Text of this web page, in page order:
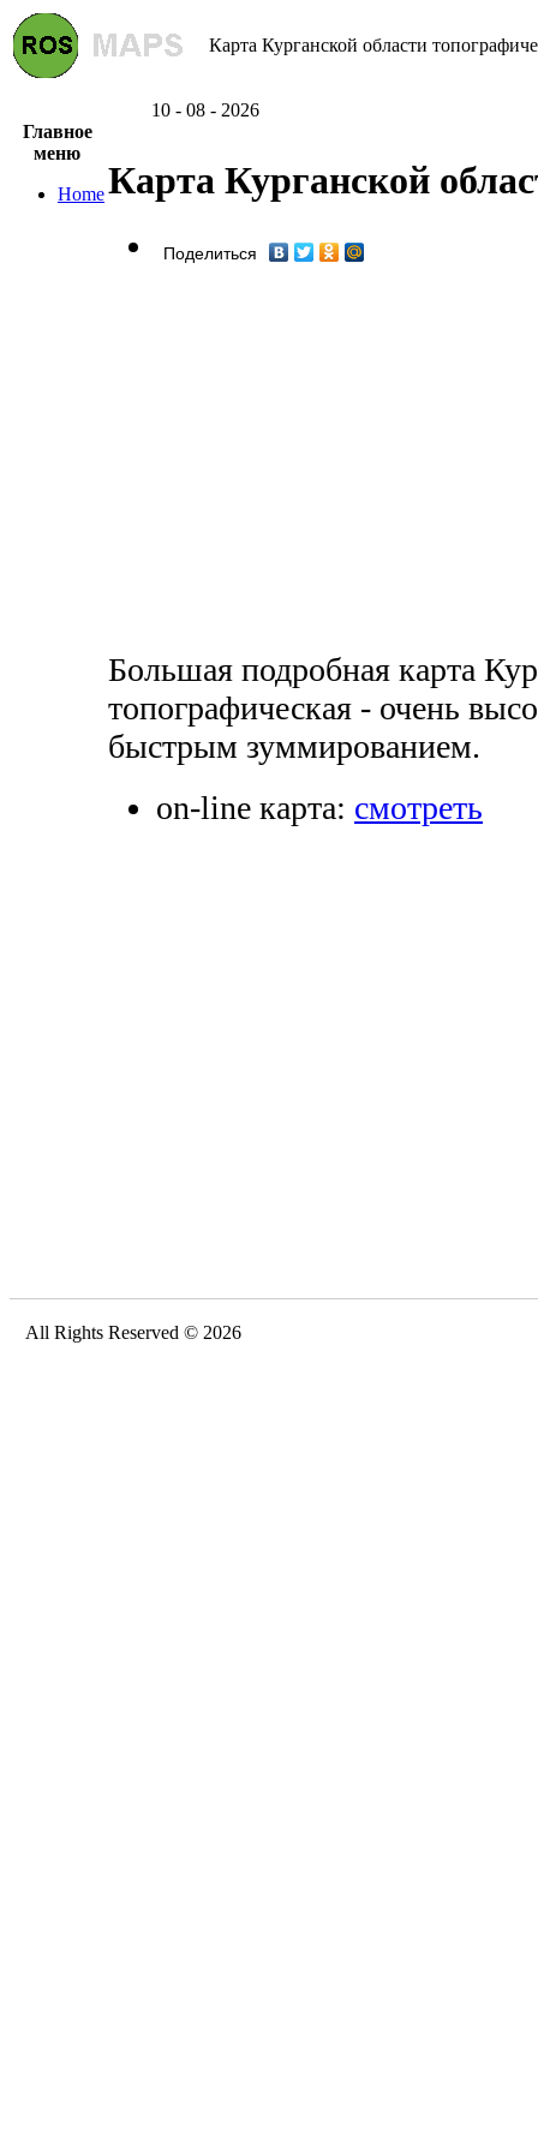
Карта Курганской области
10 - 08 - 2026
Главное
меню
HomeКарта Курганской
Поделиться
Большая подробная карта
топографическая - очень
быстрым зуммированием.
on-line карта: смотреть
All Rights Reserved © 2026